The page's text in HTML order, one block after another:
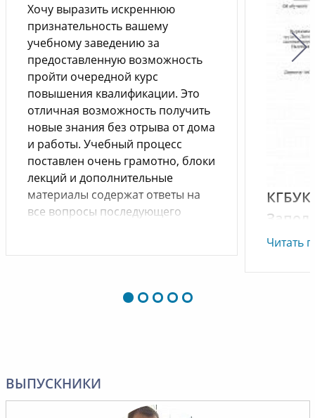
Хочу выразить искреннюю
признательность вашему
учебному заведению за
предоставленную возможность
пройти очередной курс
повышения квалификации. Это
отличная возможность получить
новые знания без отрыва от дома
и работы. Учебный процесс
поставлен очень грамотно, блоки
лекций и дополнительные
материалы содержат ответы на
все вопросы последующего
им.
Читать
ВЫПУСКНИКИ